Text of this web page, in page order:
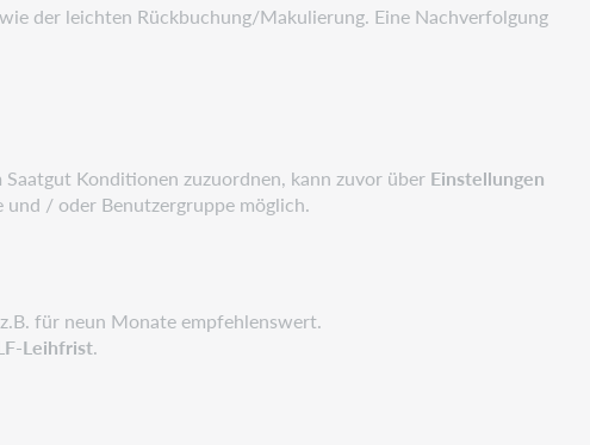
der leichten Rückbuchung/Makulierung. Eine Nachverfolgung
Konditionen zuzuordnen, kann zuvor über Einstellungen
und / oder Benutzergruppe möglich.
für neun Monate empfehlenswert.
Leihfrist.